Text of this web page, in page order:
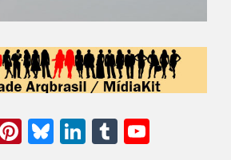
Pinterest
Bluesky
LinkedIn
Tumblr